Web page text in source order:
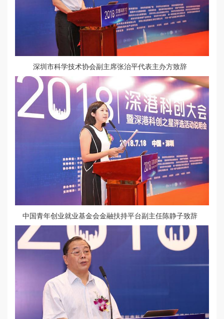
深圳市科学技术协会副主席张治平代表主办方致辞
中国青年创业就业基金会金融扶持平台副主任陈静子致辞